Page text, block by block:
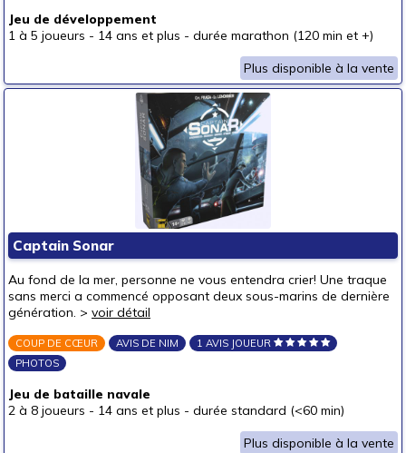
Jeu de développement
1 à 5 joueurs - 14 ans et plus - durée marathon (120 min et +)
Plus disponible à la vente
Captain Sonar
Au fond de la mer, personne ne vous entendra crier! Une traque
sans merci a commencé opposant deux sous-marins de dernière
génération. > voir détail
COUP DE CŒUR AVIS DE NIM
1 AVIS JOUEUR
PHOTOS
Jeu de bataille navale
2 à 8 joueurs - 14 ans et plus - durée standard (<60 min)
Plus disponible à la vente